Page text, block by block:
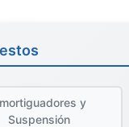
y
Suspensión